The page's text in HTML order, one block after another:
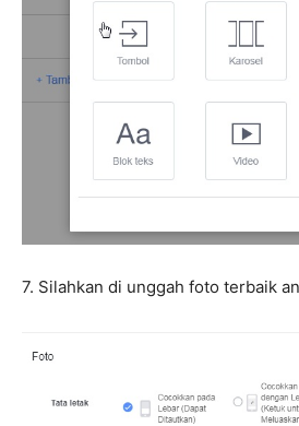
7. Silahkan di unggah foto terbaik